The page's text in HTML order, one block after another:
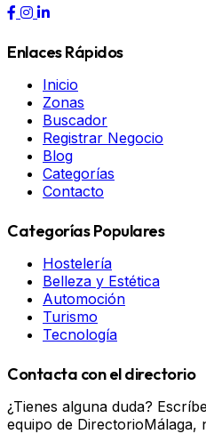
Enlaces Rápidos
Inicio
Zonas
Buscador
Registrar Negocio
Blog
Categorías
Contacto
Categorías Populares
Hostelería
Belleza y Estética
Automoción
Turismo
Tecnología
Contacta con el directorio
¿Tienes alguna duda?
equipo de DirectorioMálaga,